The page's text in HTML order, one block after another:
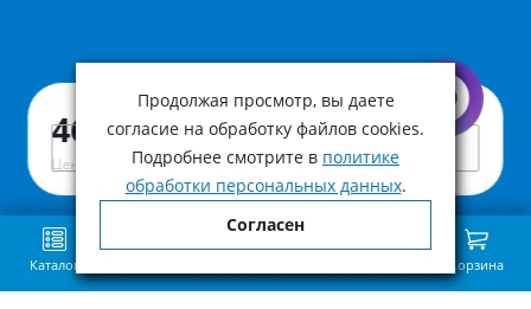
Артикул: GDC-3
460 ₽
Цена с учетом НДС
Каталог Корзина
Продолжая просмотр, вы даете
согласие на обработку файлов cookies.
Подробнее смотрите в политике
обработки персональных данных.
Согласен